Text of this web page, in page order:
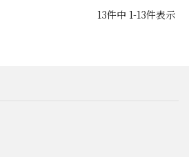
13件中 1-13件表示